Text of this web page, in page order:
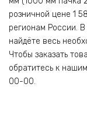
розничной цене 1
регионам России.
найдёте весь
Чтобы заказать
обратитесь к
00-00.